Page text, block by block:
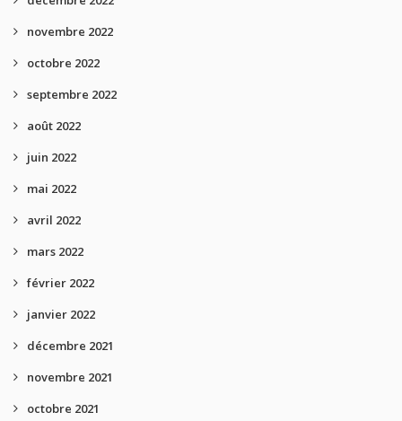
novembre 2022
octobre 2022
septembre 2022
août 2022
juin 2022
mai 2022
avril 2022
mars 2022
février 2022
janvier 2022
décembre 2021
novembre 2021
octobre 2021